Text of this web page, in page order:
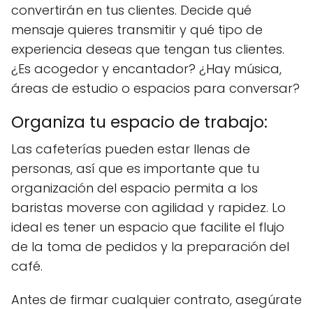
convertirán en tus clientes. Decide qué
mensaje quieres transmitir y qué tipo de
experiencia deseas que tengan tus clientes.
¿Es acogedor y encantador? ¿Hay música,
áreas de estudio o espacios para conversar?
Organiza tu espacio de trabajo:
Las cafeterías pueden estar llenas de
personas, así que es importante que tu
organización del espacio permita a los
baristas moverse con agilidad y rapidez. Lo
ideal es tener un espacio que facilite el flujo
de la toma de pedidos y la preparación del
café.
Antes de firmar cualquier contrato, asegúrate